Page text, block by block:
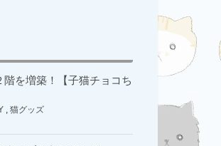
階を増築！【子猫チョコち
猫グッズ